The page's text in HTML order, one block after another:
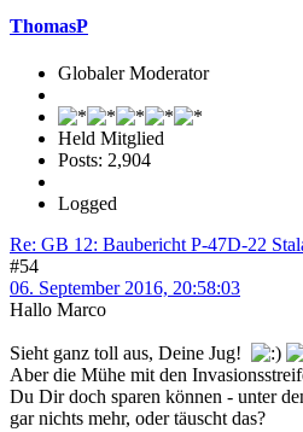
ThomasP
Globaler Moderator
Held Mitglied
Posts: 2,904
Logged
Re: GB 12: Baubericht P-47D-22
#54
06. September 2016, 20:58:03
Hallo Marco
Sieht ganz toll aus, Deine Jug!
Aber die Mühe mit den
Du Dir doch sparen können - unter
gar nichts mehr, oder täuscht das?